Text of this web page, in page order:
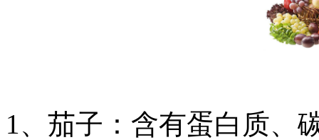
1、茄子：含有蛋白质、